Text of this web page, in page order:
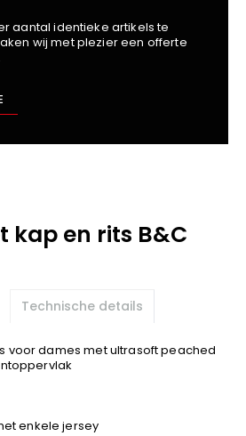
aantal identieke artikels te
wij met plezier een offerte
kap en rits B&C
Technische details
voor dames met ultrasoft peached
enkele jersey